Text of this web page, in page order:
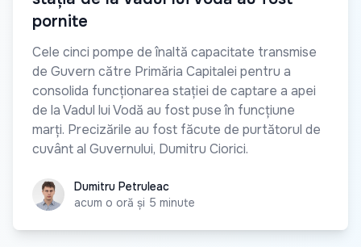
pornite
Cele cinci pompe de înaltă capacitate transmise
de Guvern către Primăria Capitalei pentru a
consolida funcționarea stației de captare a apei
de la Vadul lui Vodă au fost puse în funcțiune
marți. Precizările au fost făcute de purtătorul de
cuvânt al Guvernului, Dumitru Ciorici.
Dumitru Petruleac
Dumitru Petruleac
acum o oră și 5 minute